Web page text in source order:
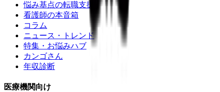
悩み基点の転職支援
看護師の本音箱
コラム
ニュース・トレンド
特集・お悩みハブ
カンゴさん
年収診断
医療機関向け